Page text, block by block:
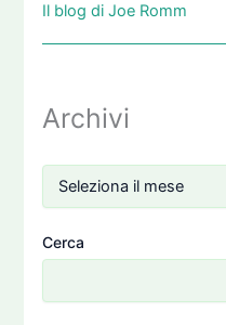
Il blog di Joe Romm
Archivi
Cerca